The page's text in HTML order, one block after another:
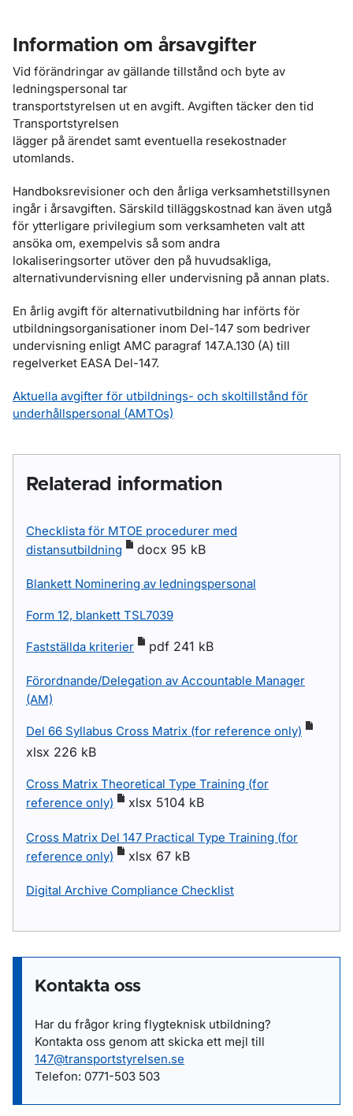
Information om årsavgifter
Vid förändringar av gällande tillstånd och byte av
ledningspersonal tar
transportstyrelsen ut en avgift. Avgiften täcker den tid
Transportstyrelsen
lägger på ärendet samt eventuella resekostnader
utomlands.
Handboksrevisioner och den årliga verksamhetstillsynen
ingår i årsavgiften. Särskild tilläggskostnad kan även utgå
för ytterligare privilegium som verksamheten valt att
ansöka om, exempelvis så som andra
lokaliseringsorter utöver den på huvudsakliga,
alternativundervisning eller undervisning på annan plats.
En årlig avgift för alternativutbildning har införts för
utbildningsorganisationer inom Del-147 som bedriver
undervisning enligt AMC paragraf 147.A.130 (A) till
regelverket EASA Del-147.
Aktuella avgifter för utbildnings- och skoltillstånd för
underhållspersonal (AMTOs)
Relaterad information
Checklista för MTOE procedurer med
distansutbildning
docx 95 kB
Blankett Nominering av ledningspersonal
Form 12, blankett TSL7039
Fastställda kriterier pdf 241 kB
Förordnande/Delegation av Accountable Manager
(AM)
Del 66 Syllabus Cross Matrix (for reference only)
xlsx 226 kB
Cross Matrix Theoretical Type Training (for
reference only)
xlsx 5104 kB
Cross Matrix Del 147 Practical Type Training (for
reference only)
xlsx 67 kB
Digital Archive Compliance Checklist
Kontakta oss
Har du frågor kring flygteknisk utbildning?
Kontakta oss genom att skicka ett mejl till
147@transportstyrelsen.se
Telefon: 0771-503 503